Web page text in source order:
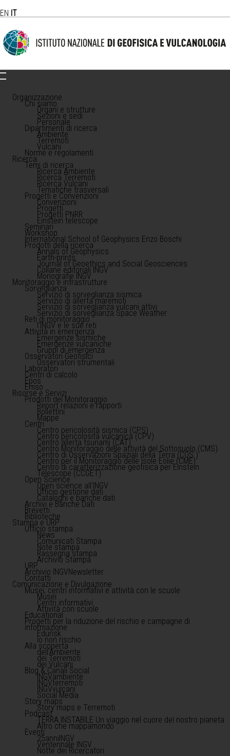
EN IT
Organizzazione
Chi siamo
Organi e strutture
Sezioni e sedi
Personale
Dipartimenti di ricerca
Ambiente
Terremoti
Vulcani
Norme e regolamenti
Ricerca
Temi di ricerca
Ricerca Ambiente
Ricerca Terremoti
Ricerca Vulcani
Tematiche trasversali
Progetti e Convenzioni
Convenzioni
Progetti
Progetti PNRR
Einstein telescope
Seminari
Workshop
International School of Geophysics Enzo Boschi
Prodotti della ricerca
Annals of Geophysics
Earth-prints
Journal of Geoethics and Social Geosciences
Collane editoriali INGV
Monografie INGV
Monitoraggio e infrastrutture
Sorveglianza
Servizio di sorveglianza sismica
Servizio di allerta maremoti
Servizio di sorveglianza vulcani attivi
Servizio di sorveglianza Space Weather
Reti di monitoraggio
l'INGV e le sue reti
Attività in emergenza
Emergenze sismiche
Emergenze vulcaniche
Gruppi di emergenza
Osservatori Geofisici
Osservatori strumentali
Laboratori
Centri di calcolo
Epos
Emso
Risorse e Servizi
Prodotti del Monitoraggio
Report relazioni e rapporti
Bollettini
Mappe
Centri
Centro pericolosità sismica (CPS)
Centro pericolosità vulcanica (CPV)
Centro allerta tsunami (CAT)
Centro Monitoraggio delle attività del Sottosuolo (CMS)
Centro di Osservazioni Spaziali della Terra (COS )
Centro per il Monitoraggio delle Isole Eolie (CME)
Centro di caratterizzazione geofisica per Einstein
Telescope (CCGET)
Open Science
Open science all'INGV
Ufficio gestione dati
Cataloghi e banche dati
Archivi e Banche Dati
Brevetti
Biblioteche
Stampa e URP
Ufficio stampa
News
Comunicati Stampa
Note stampa
Rassegna stampa
Archivio Stampa
URP
Archivio INGVNewsletter
Contatti
Comunicazione e Divulgazione
Musei, centri informativi e attività con le scuole
Musei
Centri informativi
Attività con scuole
Educational
Progetti per la riduzione del rischio e campagne di
informazione
Edurisk
Io non rischio
Alla scoperta
dell'Ambiente
dei Terremoti
dei Vulcani
Blog & Canali Social
INGVambiente
INGVterremoti
INGVvulcani
Social Media
Story maps
Story maps e Terremoti
Podcast
TERRA INSTABILE Un viaggio nel cuore del nostro pianeta
Altro che mappamondo
Eventi
25anniINGV
Ventennale INGV
Notte dei Ricercatori